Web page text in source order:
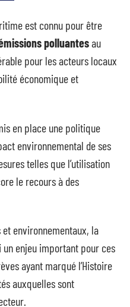
est connu pour être
polluantesau
pour les acteurs locaux
économique et
en place une politique
environnemental de ses
telles que l’utilisation
le recours à des
environnementaux, la
enjeu important pour ces
ayant marqué l’Histoire
auxquelles sont